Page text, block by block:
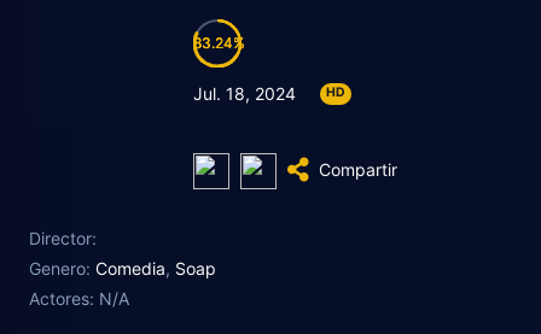
83.24
83.24
83.24
83.24
Jul. 18, 2024 HD
Compartir
Director:
Genero: Comedia, Soap
Actores: N/A